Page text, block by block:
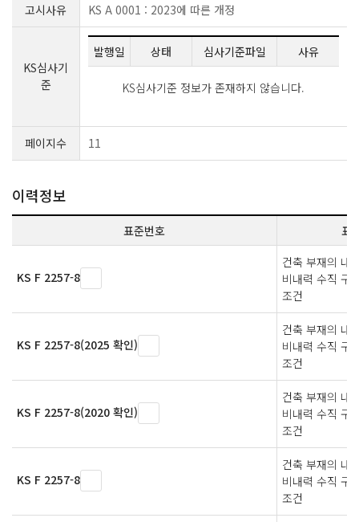
고시사유 KS A 0001 : 2023에 따른 개정
KS심사기
준
발행일 상태 심사기준파일 사유
KS심사기준 정보가 존재하지 않습니다.
페이지수 11
이력정보
표준번호 표
KS F 2257-8
건축 부재의 내
비내력 수직 구
조건
KS F 2257-8(2025 확인)
건축 부재의 내
비내력 수직 구
조건
KS F 2257-8(2020 확인)
건축 부재의 내
비내력 수직 구
조건
KS F 2257-8
건축 부재의 내
비내력 수직 구
조건